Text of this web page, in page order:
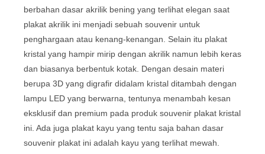
berbahan dasar akrilik bening yang terlihat elegan saat
plakat akrilik ini menjadi sebuah souvenir untuk
penghargaan atau kenang-kenangan. Selain itu plakat
kristal yang hampir mirip dengan akrilik namun lebih keras
dan biasanya berbentuk kotak. Dengan desain materi
berupa 3D yang digrafir didalam kristal ditambah dengan
lampu LED yang berwarna, tentunya menambah kesan
eksklusif dan premium pada produk souvenir plakat kristal
ini. Ada juga plakat kayu yang tentu saja bahan dasar
souvenir plakat ini adalah kayu yang terlihat mewah.